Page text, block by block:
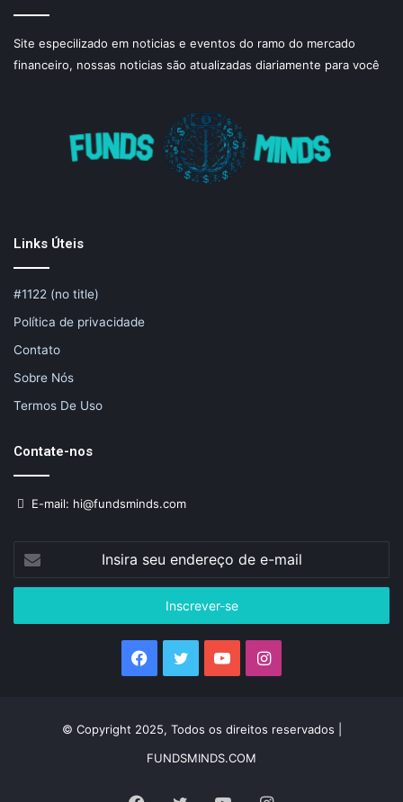
Site especilizado em noticias e eventos do ramo do mercado
financeiro, nossas noticias são atualizadas diariamente para você
Links Úteis
#1122 (no title)
Política de privacidade
Contato
Sobre Nós
Termos De Uso
Contate-nos
E-mail: hi@fundsminds.com
Insira
seu
endereço
e-
Facebook
Twitter YouTubeInstagram
© Copyright 2025, Todos os direitos reservados |
FUNDSMINDS.COM